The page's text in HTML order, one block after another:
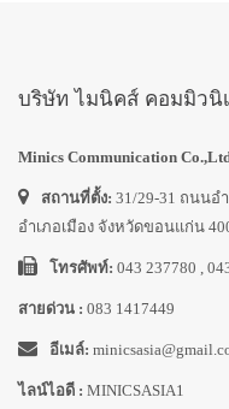
บริษัท ไมนิคส์ คอมมิวนิ
Minics Communication
สถานที่ตั้ง: 31/29-31 ถนนอ
อำเภอเมือง จังหวัดขอนแก่น
โทรศัพท์: 043 237780 ,
สายด่วน : 083 1417449
อีเมล์:
ไลน์ไอดี : MINICSASIA1